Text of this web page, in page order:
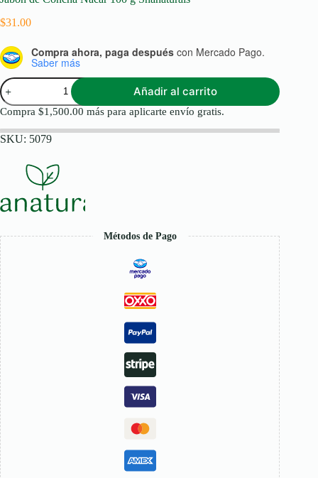
$31.00
Compra ahora, paga después con Mercado Pago.
Saber más
Jabón
de
Concha
Nacar
100
g
cantidad
Añadir al carrito
Compra $1,500.00 más para aplicarte envío gratis.
SKU: 5079
Métodos de Pago